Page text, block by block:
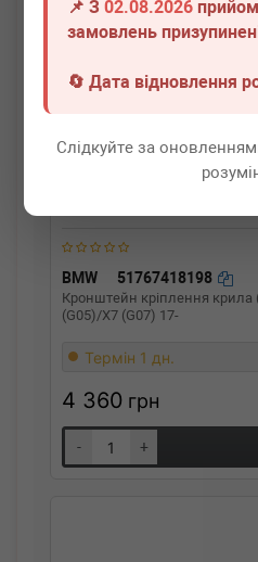
📌 З02.08.2026
замовлень
🔄 Дата відновлення
Слідкуйте за
BMW 51767418198
Кронштейн кріплення крила
(G05)/X7 (G07) 17-
Термін 1 дн.
4 360 грн
- +